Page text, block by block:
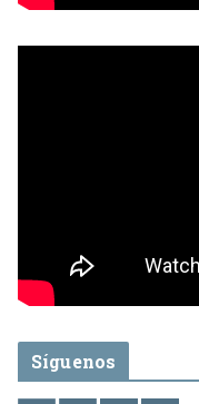
Síguenos